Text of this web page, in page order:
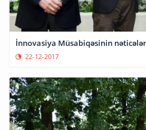
İnnovasiya Müsabiqəsinin
22-12-2017